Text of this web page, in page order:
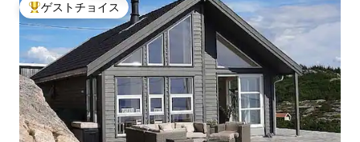
大好評のゲストチョイスです。
ゲストチョイス